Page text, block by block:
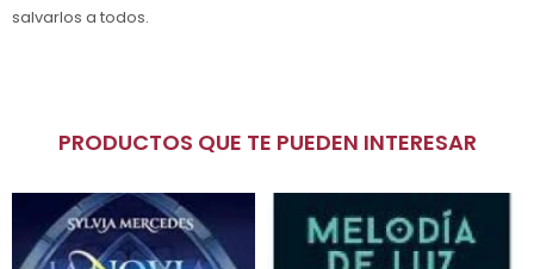
salvarlos a todos.
PRODUCTOS QUE TE PUEDEN INTERESAR